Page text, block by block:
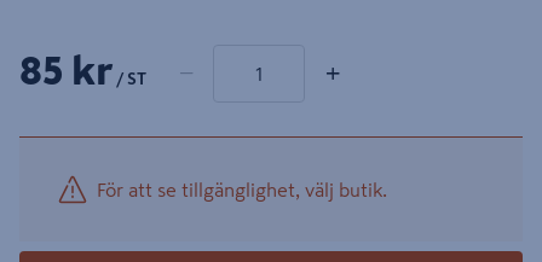
85 kr / ST − +
För att se tillgänglighet, välj butik.